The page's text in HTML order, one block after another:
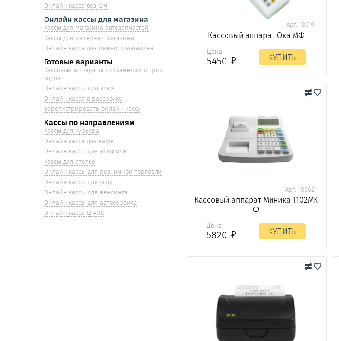
Онлайн касса без ФН
Онлайн кассы для магазина
Кассы для магазина автозапчастей
Кассы для интернет-магазина
Онлайн касса для пивного магазина
Готовые варианты
Кассовый аппараты со сканером штрих
кодов
Онлайн кассы под ключ
Онлайн касса в рассрочку
Зарегистрировать онлайн кассу
Кассы по направлениям
Кассы для курьера
Онлайн касса для кафе
Онлайн кассы для алкоголя
Кассы для ателье
Онлайн кассы для розничной торговли
Онлайн кассы для услуг
Онлайн кассы для вендинга
Онлайн кассы для автосервиса
Онлайн касса ЕГАИС
Арт. 18619
Кассовый аппарат Ока МФ
Цена
5450 КУПИТЬ
Арт. 18662
Кассовый аппарат Миника 1102МК
Ф
Цена
5820 КУПИТЬ